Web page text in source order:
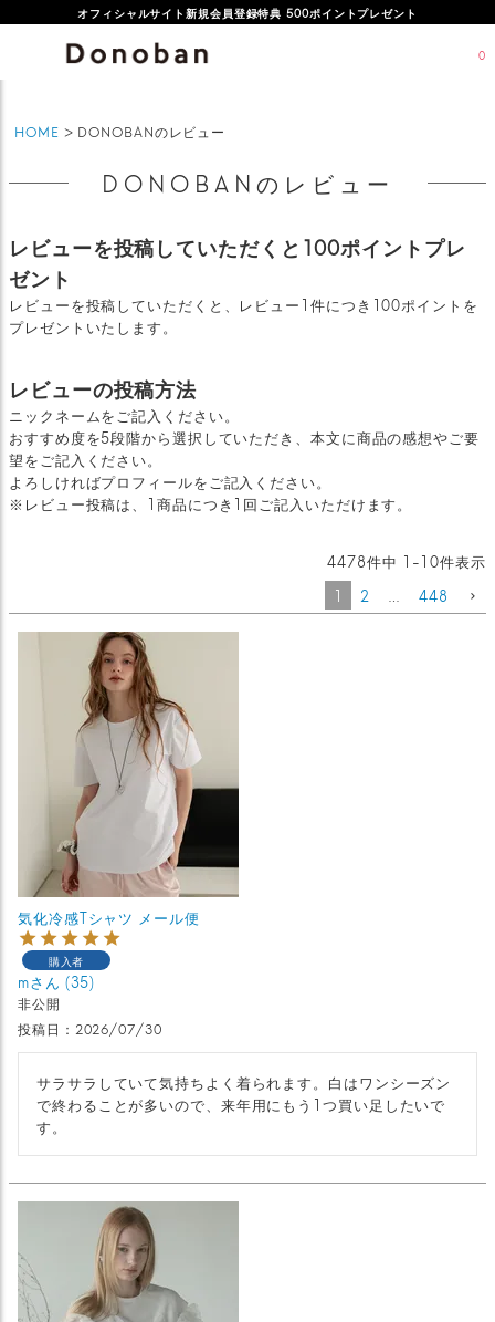
LINEお友だち登録で500円OFFクーポンプレゼント♪
オフィシャルサイト新規会員登録特典 500ポイントプレゼント
0
HOME DONOBANのレビュー
DONOBANのレビュー
レビューを投稿していただくと100ポイントプレ
ゼント
レビューを投稿していただくと、レビュー1件につき100ポイントを
プレゼントいたします。
レビューの投稿方法
ニックネームをご記入ください。
おすすめ度を5段階から選択していただき、本文に商品の感想やご要
望をご記入ください。
よろしければプロフィールをご記入ください。
※レビュー投稿は、1商品につき1回ご記入いただけます。
4478件中 1 -10件表示
1
2 … 448
気化冷感Tシャツ メール便
購入者
m 35
非公開
投稿日
2026/07/30
サラサラしていて気持ちよく着られます。白はワンシーズン
で終わることが多いので、来年用にもう1つ買い足したいで
す。